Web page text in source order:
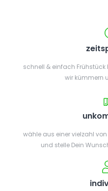
schnell & einfach
wir kümmern
wähle aus einer vielzahl
und stelle Dein